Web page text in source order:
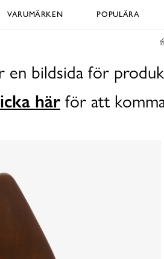
VARUMÄRKEN POPULÄRA
en bildsida för
här för att